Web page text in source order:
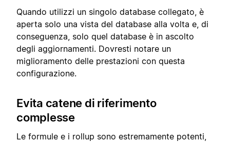
Quando utilizzi un singolo database collegato, è
aperta solo una vista del database alla volta e, di
conseguenza, solo quel database è in ascolto
degli aggiornamenti. Dovresti notare un
miglioramento delle prestazioni con questa
configurazione.
Evita catene di riferimento
complesse
Le formule e i rollup sono estremamente potenti,